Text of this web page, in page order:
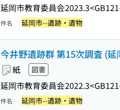
延岡市教育委員会2023.3
件名 延岡市--遺跡・遺物
今井野遺跡群 第15次調査 (
紙 図書
延岡市教育委員会2022.3
件名 延岡市--遺跡・遺物